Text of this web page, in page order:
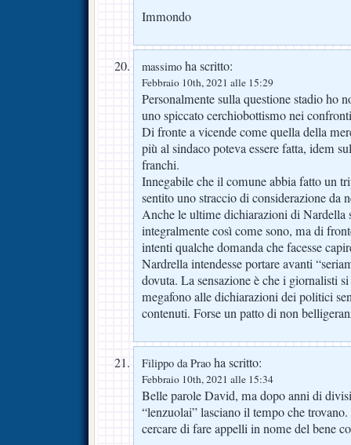
Immondo
massimo ha scritto:
Febbraio 10th, 2021 alle 15:29
Personalmente sulla questione stadio ho
uno spiccato cerchiobottismo nei
Di fronte a vicende come quella della
più al sindaco poteva essere fatta, idem
franchi.
Innegabile che il comune abbia fatto un
sentito uno straccio di considerazione da
Anche le ultime dichiarazioni di Nardella
integralmente così come sono, ma di
intenti qualche domanda che facesse
Nardrella intendesse portare avanti
dovuta. La sensazione è che i giornalisti
megafono alle dichiarazioni dei politici
contenuti. Forse un patto di non
Filippo da Prao ha scritto:
Febbraio 10th, 2021 alle 15:34
Belle parole David, ma dopo anni di
“lenzuolai” lasciano il tempo che
cercare di fare appelli in nome del bene